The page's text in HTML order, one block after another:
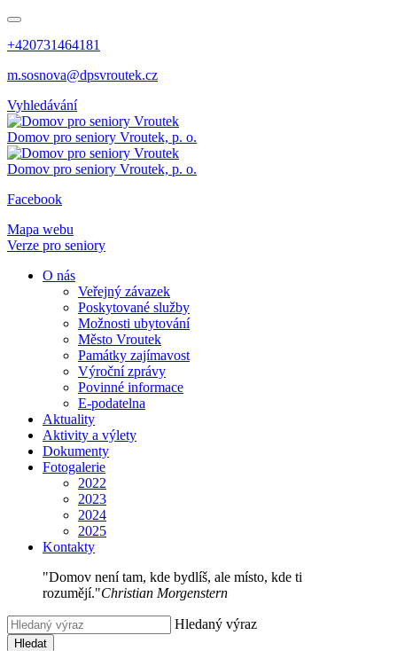
+420731464181
m.sosnova@dpsvroutek.cz
Vyhledávání
Domov pro seniory Vroutek, p. o.
Domov pro seniory Vroutek, p. o.
Facebook
Mapa webu
Verze pro seniory
O nás
Veřejný závazek
Poskytované služby
Možnosti ubytování
Město Vroutek
Památky zajímavost
Výroční zprávy
Povinné informace
E-podatelna
Aktuality
Aktivity a výlety
Dokumenty
Fotogalerie
2022
2023
2024
2025
Kontakty
"Domov není tam, kde bydlíš, ale místo, kde ti
rozumějí."Christian Morgenstern
Hledaný výraz
Hledat